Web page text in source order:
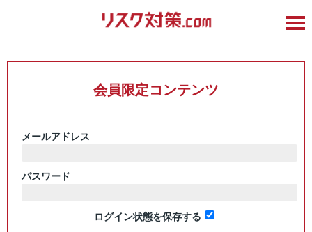
会員限定コンテンツ
メールアドレス
パスワード
ログイン状態を保存する